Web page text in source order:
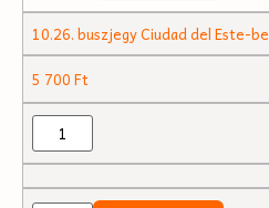
10.26. buszjegy Ciudad del Este-be
5 700Ft